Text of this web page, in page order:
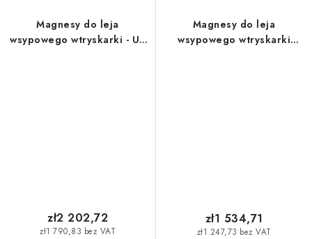
Magnesy do leja
wsypowego wtryskarki - UP
zł1 790,83 bez VAT
zł2 202,72
Magnesy do leja
wsypowego wtryskarki
zł1 247,73 bez VAT
zł1 534,71